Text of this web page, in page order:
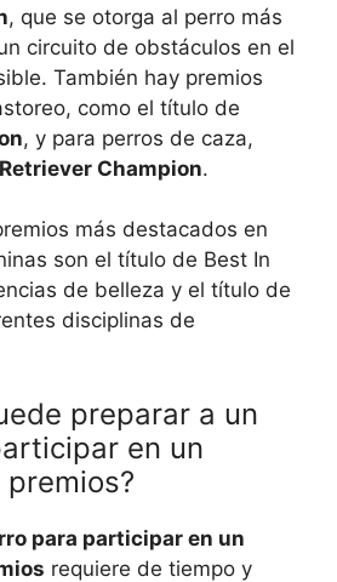
, que se otorga al perro más
circuito de obstáculos en el
También hay premios
como el título de
, y para perros de caza,
Retriever Champion.
más destacados en
son el título de Best In
de belleza y el título de
disciplinas de
preparar a un
en un
para participar en un
requiere de tiempo y